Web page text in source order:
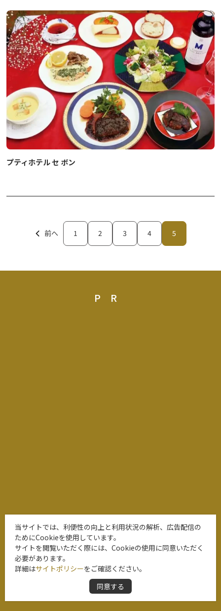
プティホテル セ ボン
前へ 1 2 3 4 5
PR
当サイトでは、利便性の向上と利用状況の解析、広告配信の
ためにCookieを使用しています。
サイトを閲覧いただく際には、Cookieの使用に同意いただく
必要があります。
詳細はサイトポリシーをご確認ください。
同意する